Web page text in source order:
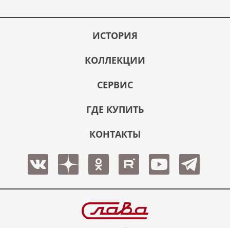
ИСТОРИЯ
КОЛЛЕКЦИИ
СЕРВИС
ГДЕ КУПИТЬ
КОНТАКТЫ